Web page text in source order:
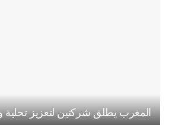
المغرب يطلق شركتين لتعزيز تحلية